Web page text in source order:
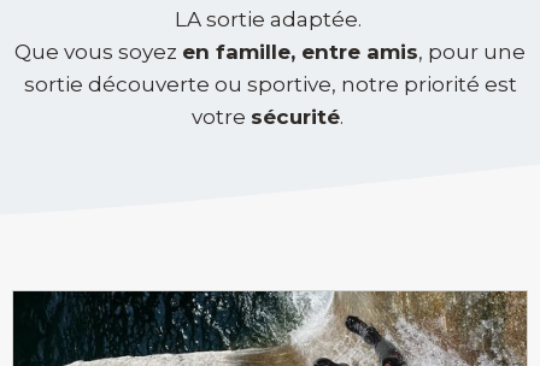
LA sortie adaptée.
Que vous soyez en famille, entre amis, pour une
sortie découverte ou sportive, notre priorité est
votre sécurité.